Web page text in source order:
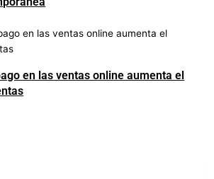
en las ventas online aumenta el